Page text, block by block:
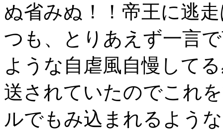
ぬ省みぬ！！帝王に逃
つも、とりあえず一言
ような自虐風自慢して
送されていたのでこれ
ルでもみ込まれるよう